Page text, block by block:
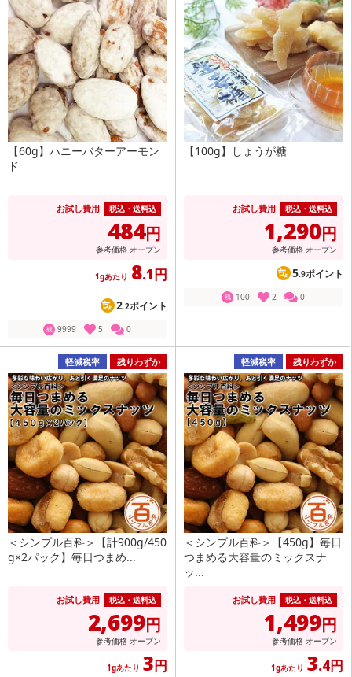
【60g】ハニーバターアーモン
ド
お試し費用 税込・送料込
484円
参考価格 オープン
1gあたり 8.1円
2.2ポイント
残 9999 5 0
【100g】しょうが糖
お試し費用 税込・送料込
1,290円
参考価格 オープン
5.9ポイント
残 100 2 0
軽減税率 残りわずか
＜シンプル百科＞【計900g/450
g×2パック】毎日つまめ...
お試し費用 税込・送料込
2,699円
参考価格 オープン
1gあたり 3円
軽減税率 残りわずか
＜シンプル百科＞【450g】毎日
つまめる大容量のミックスナ
ッ...
お試し費用 税込・送料込
1,499円
参考価格 オープン
1gあたり 3.4円